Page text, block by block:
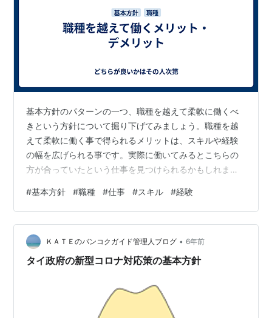
基本方針のパターンの一つ、職種を越えて柔軟に働くべ
きという方針について掘り下げてみましょう。職種を越
えて柔軟に働く事で得られるメリットは、スキルや経験
の幅を広げられる事です。実際に働いてみるとこちらの
方が合っていたという仕事を見つけられるかもしれませ
選べる求人の幅も広がります。しかし一方で、自分がや
りたい仕事が決まっている場合は、その仕事に集中して
取り組めないため、不満を感じるでしょう。1つの仕事を
極めるのには不向きな方針です。
#基本方針 #職種 #仕事 #スキル #経験
ＫＡＴＥのバンコクガイド管理人ブログ • 6年前
タイ政府の新型コロナ対応策の基本方針